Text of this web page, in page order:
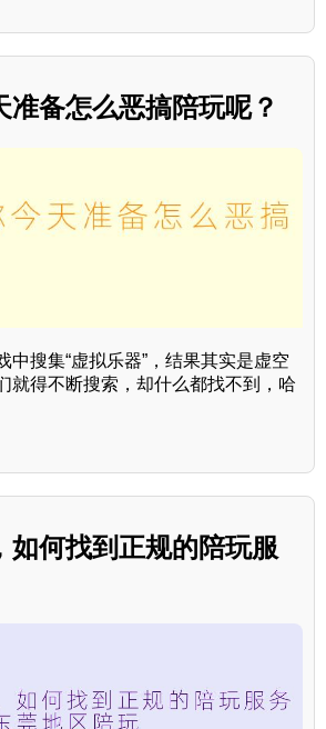
准备怎么恶搞陪玩呢？
中搜集“虚拟乐器”，结果其实是虚空
就得不断搜索，却什么都找不到，哈
如何找到正规的陪玩服